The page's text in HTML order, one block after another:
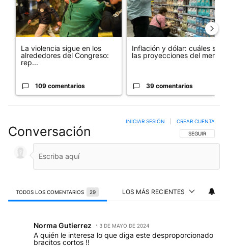
La violencia sigue en los
alrededores del Congreso:
rep...
109 comentarios
Inflación y dólar: cuáles son
las proyecciones del merc...
39 comentarios
Conversación SIGA ESTA
SEGUIR
INICIAR SESIÓN CREAR CUENTA
TODOS LOS COMENTARIOS 29 LOS MÁS RECIENTES
Norma Gutierrez 3 DE MAYO DE 2024
A quién le interesa lo que diga este desproporcionado
bracitos cortos !!